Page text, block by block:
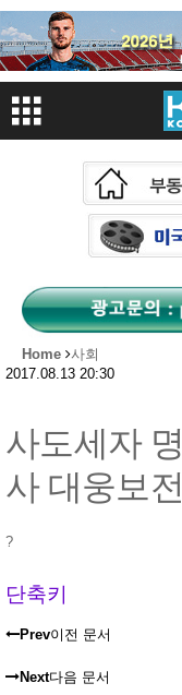
Home 사회
2017.08.13 20:30
사도세자
사 대웅보
?
단축키
Prev이전 문서
Next다음 문서